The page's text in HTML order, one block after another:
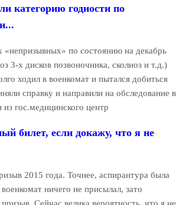
категорию годности по
«непризывных» по состоянию на декабрь
3-х дисков позвоночника, сколиоз и т.д.)
ходил в военкомат и пытался добиться
справку и направили на обследование в
гос.медицинского центр
билет, если докажу, что я не
2015 года. Точнее, аспирантура была
ничего не присылал, зато